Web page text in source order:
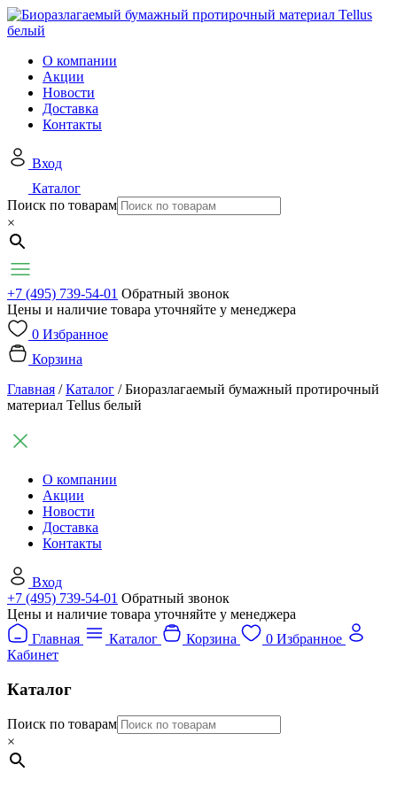
О компании
Акции
Новости
Доставка
Контакты
Вход
Каталог
Поиск по товарам
×
+7 (495) 739-54-01 Обратный звонок
Цены и наличие товара уточняйте у менеджера
0 Избранное
Корзина
Главная /Каталог /Биоразлагаемый бумажный протирочный
материал Tellus белый
О компании
Акции
Новости
Доставка
Контакты
Вход
+7 (495) 739-54-01 Обратный звонок
Цены и наличие товара уточняйте у менеджера
Главная
Каталог Корзина 0 Избранное
Кабинет
Каталог
Поиск по товарам
×